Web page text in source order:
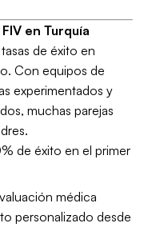
en Turquía
de éxito en
Con equipos de
experimentados y
muchas parejas
de éxito en el primer
médica
personalizado desde